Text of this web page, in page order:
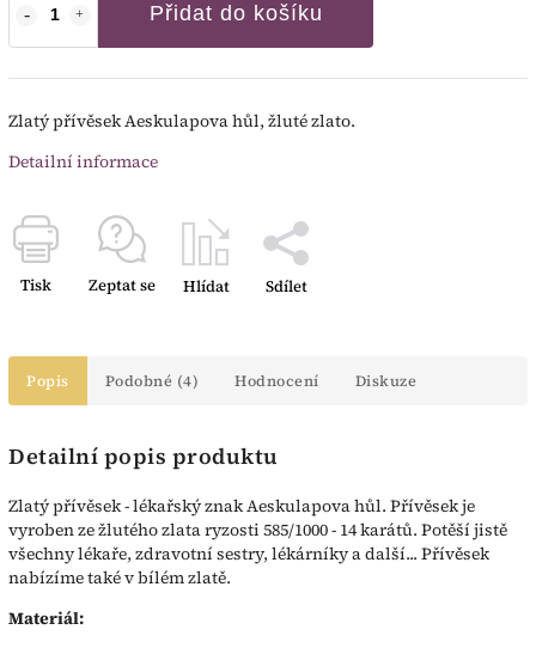
Přidat do košíku
Zlatý přívěsek Aeskulapova hůl, žluté zlato.
Detailní informace
Tisk Zeptat se Hlídat Sdílet
Popis Podobné (4) Hodnocení Diskuze
Detailní popis produktu
Zlatý přívěsek - lékařský znak Aeskulapova hůl. Přívěsek je
vyroben ze žlutého zlata ryzosti 585/1000 - 14 karátů. Potěší jistě
všechny lékaře, zdravotní sestry, lékárníky a další... Přívěsek
nabízíme také v bílém zlatě.
Materiál: